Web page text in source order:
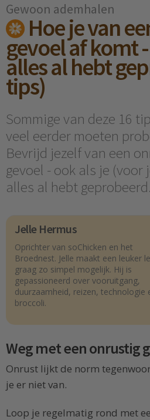
Gewoon ademhalen
Hoe je van
gevoel af komt
alles al hebt
tips)
Sommige van deze 16
veel eerder moeten
Bevrijd jezelf van een
gevoel - ook als je (voor
alles al hebt geprobeerd.
Jelle Hermus
Oprichter van soChicken en het
Broednest. Jelle maakt een leuker
graag zo simpel mogelijk. Hij is
gepassioneerd over vooruitgang,
duurzaamheid, reizen, technologie
broccoli.
Weg met een onrustig
Onrust lijkt de norm
je er niet van.
Loop je regelmatig rond met